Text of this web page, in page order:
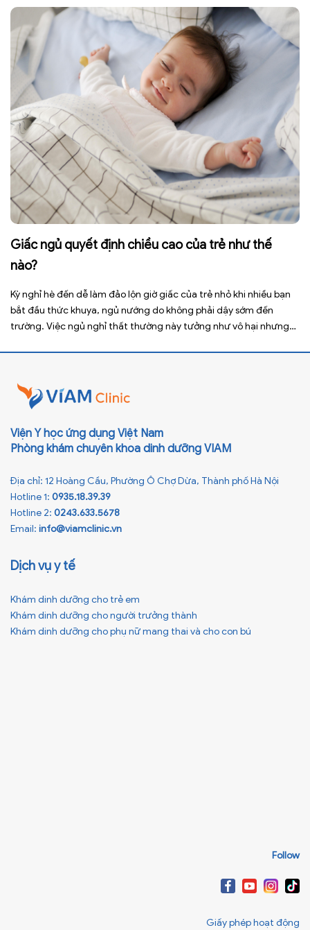
chỉ […]
Giấc ngủ quyết định chiều cao của trẻ như thế
nào?
Kỳ nghỉ hè đến dễ làm đảo lộn giờ giấc của trẻ nhỏ khi nhiều bạn
bắt đầu thức khuya, ngủ nướng do không phải dậy sớm đến
trường. Việc ngủ nghỉ thất thường này tưởng như vô hại nhưng
Viện Y học ứng dụng Việt Nam
Phòng khám chuyên khoa dinh dưỡng VIAM
Địa chỉ: 12 Hoàng Cầu, Phường Ô Chợ Dừa, Thành phố Hà Nội
Hotline 1: 0935.18.39.39
Hotline 2: 0243.633.5678
Email: info@viamclinic.vn
Dịch vụ y tế
Khám dinh dưỡng cho trẻ em
Khám dinh dưỡng cho người trưởng thành
Khám dinh dưỡng cho phụ nữ mang thai và cho con bú
Follow
Giấy phép hoạt động